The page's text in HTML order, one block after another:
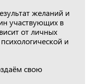
желаний и
участвующих в
от личных
и
свою